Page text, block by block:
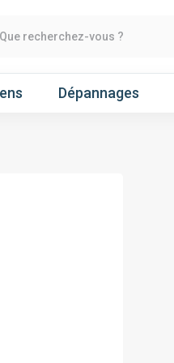
Que recherchez-vous ?
Dépannages